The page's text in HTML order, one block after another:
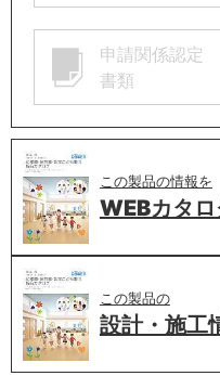
申請関係認定
書類
この製品の情報を
WEBカタ
この製品の
設計・施工